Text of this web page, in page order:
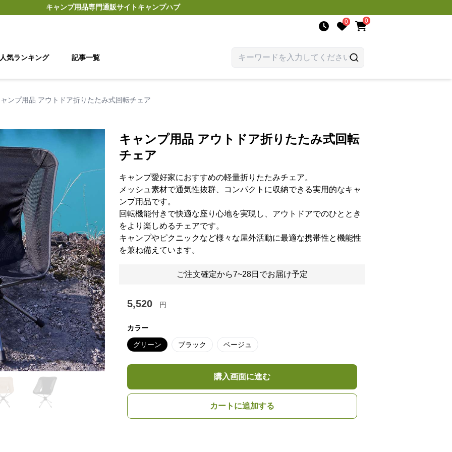
キャンプ用品専門通販サイトキャンプハブ
0 0
気ランキング 記事一覧
ンプ用品 アウトドア折りたたみ式回転チェア
Next slide
キャンプ用品 アウトドア折りたたみ式回転
チェア
キャンプ愛好家におすすめの軽量折りたたみチェア。
メッシュ素材で通気性抜群、コンパクトに収納できる実用的なキャ
ンプ用品です。
回転機能付きで快適な座り心地を実現し、アウトドアでのひととき
をより楽しめるチェアです。
キャンプやピクニックなど様々な屋外活動に最適な携帯性と機能性
を兼ね備えています。
ご注文確定から7~28日でお届け予定
5,520 円
カラー
グリーン ブラック ベージュ
購入画面に進む
カートに追加する